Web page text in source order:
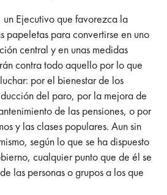
un Ejecutivo que favorezca la
papeletas para convertirse en uno
central y en unas medidas
contra todo aquello por lo que
por el bienestar de los
del paro, por la mejora de
de las pensiones, o por
y las clases populares. Aun sin
según lo que se ha dispuesto
cualquier punto que de él se
las personas o grupos a los que